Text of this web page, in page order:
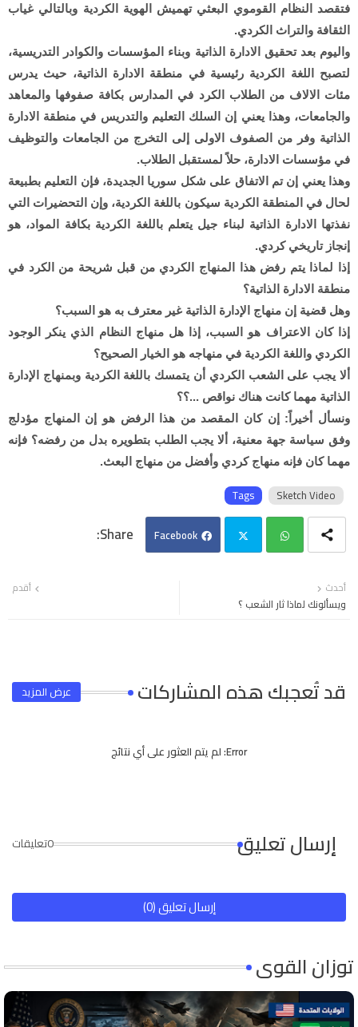
فتقصد النظام القوموي البعثي تهميش الهوية الكردية وبالتالي غياب
الثقافة والتراث الكردي.
واليوم بعد تحقيق الادارة الذاتية وبناء المؤسسات والكوادر التدريسية،
لتصبح اللغة الكردية رئيسية في منطقة الادارة الذاتية، حيث يدرس
مئات الالاف من الطلاب الكرد في المدارس بكافة صفوفها والمعاهد
والجامعات، وهذا يعني إن السلك التعليم والتدريس في منطقة الادارة
الذاتية وفر من الصفوف الاولى إلى التخرج من الجامعات والتوظيف
في مؤسسات الادارة، حلاً لمستقبل الطلاب.
وهذا يعني إن تم الاتفاق على شكل سوريا الجديدة، فإن التعليم بطبيعة
لحال في المنطقة الكردية سيكون باللغة الكردية، وإن التحضيرات التي
نفذتها الادارة الذاتية لبناء جيل يتعلم باللغة الكردية بكافة المواد، هو
إنجاز تاريخي كردي.
إذا لماذا يتم رفض هذا المنهاج الكردي من قبل شريحة من الكرد في
منطقة الادارة الذاتية؟
وهل قضية إن منهاج الإدارة الذاتية غير معترف به هو السبب؟
إذا كان الاعتراف هو السبب، إذا هل منهاج النظام الذي ينكر الوجود
الكردي واللغة الكردية في منهاجه هو الخيار الصحيح؟
ألا يجب على الشعب الكردي أن يتمسك باللغة الكردية وبمنهاج الإدارة
الذاتية مهما كانت هناك نواقص ...؟؟
ونسأل أخيراً: إن كان المقصد من هذا الرفض هو إن المنهاج مؤدلج
وفق سياسة جهة معنية، ألا يجب الطلب بتطويره بدل من رفضه؟ فإنه
مهما كان فإنه منهاج كردي وأفضل من منهاج البعث.
Tags Sketch Video
Facebook
tter
ats
أحدث
ويسألونك لماذا ثار الشعب ؟
أقدم
قد تُعجبك هذه المشاركات عرض المزيد
Error: لم يتم العثور على أي نتائج
إرسال تعليق 0تعليقات
إرسال تعليق (0)
توزان القوى